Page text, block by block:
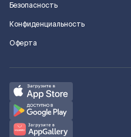
Безопасность
Конфиденциальность
Оферта